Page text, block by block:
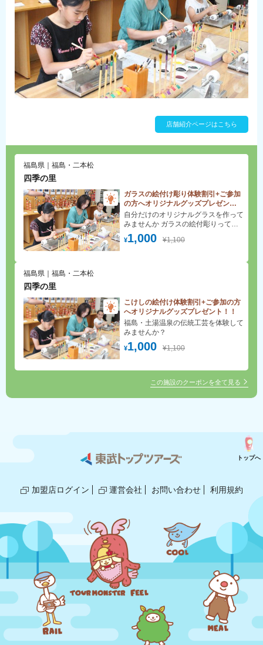
店舗紹介ページはこちら
福島県｜福島・二本松
四季の里
ガラスの絵付け彫り体験割引+ご参加
の方へオリジナルグッズプレゼン
ト！！
¥1,000 ¥1,100
自分だけのオリジナルグラスを作って
みませんか ガラスの絵付彫りってど
んなもの？ 用意してあるいくつかの
イラストから、ご自分の好きな柄をお
福島県｜福島・二本松
四季の里
こけしの絵付け体験割引+ご参加の方
へオリジナルグッズプレゼント！！
¥1,000 ¥1,100
福島・土湯温泉の伝統工芸を体験して
みませんか？
この施設のクーポンを全て見る
加盟店ログイン 運営会社 お問い合わせ 利用規約
トップへ